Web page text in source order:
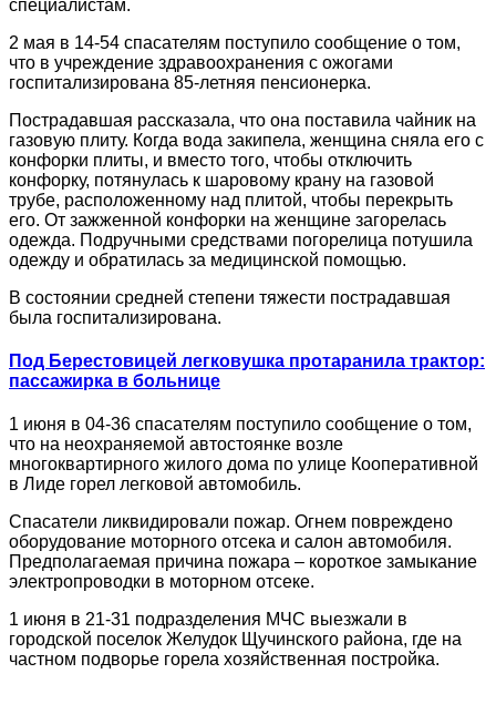
специалистам.
2 мая в 14-54 спасателям поступило сообщение о том,
что в учреждение здравоохранения с ожогами
госпитализирована 85-летняя пенсионерка.
Пострадавшая рассказала, что она поставила чайник на
газовую плиту. Когда вода закипела, женщина сняла его с
конфорки плиты, и вместо того, чтобы отключить
конфорку, потянулась к шаровому крану на газовой
трубе, расположенному над плитой, чтобы перекрыть
его. От зажженной конфорки на женщине загорелась
одежда. Подручными средствами погорелица потушила
одежду и обратилась за медицинской помощью.
В состоянии средней степени тяжести пострадавшая
была госпитализирована.
Под Берестовицей легковушка протаранила трактор:
пассажирка в больнице
1 июня в 04-36 спасателям поступило сообщение о том,
что на неохраняемой автостоянке возле
многоквартирного жилого дома по улице Кооперативной
в Лиде горел легковой автомобиль.
Спасатели ликвидировали пожар. Огнем повреждено
оборудование моторного отсека и салон автомобиля.
Предполагаемая причина пожара – короткое замыкание
электропроводки в моторном отсеке.
1 июня в 21-31 подразделения МЧС выезжали в
городской поселок Желудок Щучинского района, где на
частном подворье горела хозяйственная постройка.